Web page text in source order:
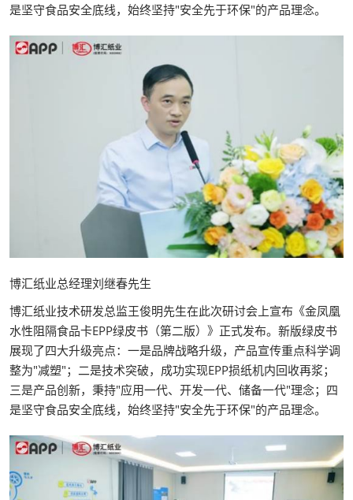
是坚守食品安全底线，始终坚持"安全先于环保"的产品理念。
博汇纸业总经理刘继春先生
博汇纸业技术研发总监王俊明先生在此次研讨会上宣布《金凤凰
水性阻隔食品卡EPP绿皮书（第二版）》正式发布。新版绿皮书
展现了四大升级亮点：一是品牌战略升级，产品宣传重点科学调
整为"减塑"；二是技术突破，成功实现EPP损纸机内回收再浆；
三是产品创新，秉持"应用一代、开发一代、储备一代"理念；四
是坚守食品安全底线，始终坚持"安全先于环保"的产品理念。